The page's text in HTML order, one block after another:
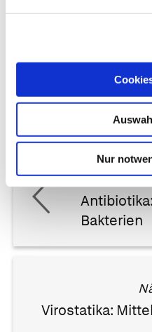
Nur
Vorheriger
Bakterien
Virostatika: